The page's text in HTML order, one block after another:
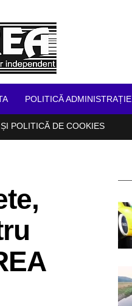
POLITICĂ ADMINISTRAȚIE
POLITICĂ DE COOKIES